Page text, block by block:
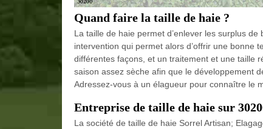
Quand faire la taille de haie ?
La taille de haie permet d’enlever les surplus
intervention qui permet alors d’offrir une bonne
différentes façons, et un traitement et une taille
saison assez sèche afin que le développement
Adressez-vous à un élagueur pour connaître le
Entreprise de taille de haie sur
La société de taille de haie Sorrel Artisan;